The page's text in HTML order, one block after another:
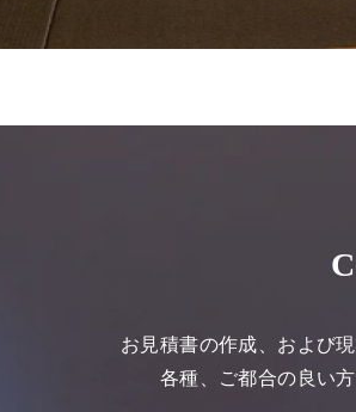
お見積書の作成、および
各種、ご都合の良い